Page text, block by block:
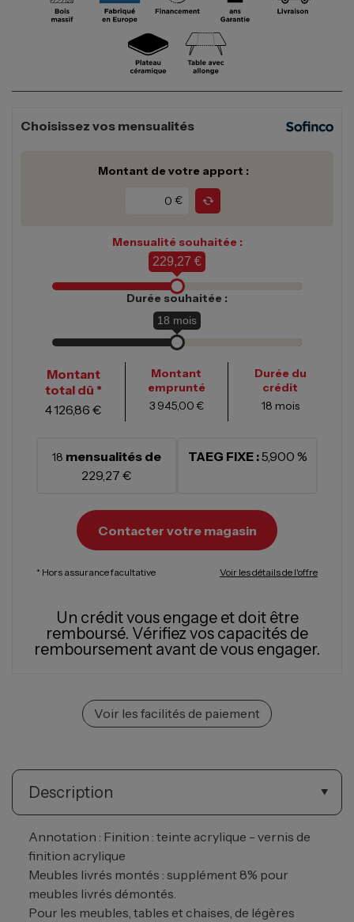
Choisissez vos mensualités
Montant de votre apport :
€
Mensualité souhaitée :
229,27 €
Durée souhaitée :
18 mois
Montant
total dû *
4 126,86 €
Montant
emprunté
3 945,00 €
Durée du
crédit
18 mois
18 mensualités de
229,27 €
TAEG FIXE :5,900 %
Contacter votre magasin
* Hors assurance facultative Voir les détails de l'offre
Un crédit vous engage et doit être
remboursé. Vérifiez vos capacités de
remboursement avant de vous engager.
Voir les facilités de paiement
Description
Annotation : Finition : teinte acrylique - vernis de
finition acrylique
Meubles livrés montés : supplément 8% pour
meubles livrés démontés.
Pour les meubles, tables et chaises, de légères